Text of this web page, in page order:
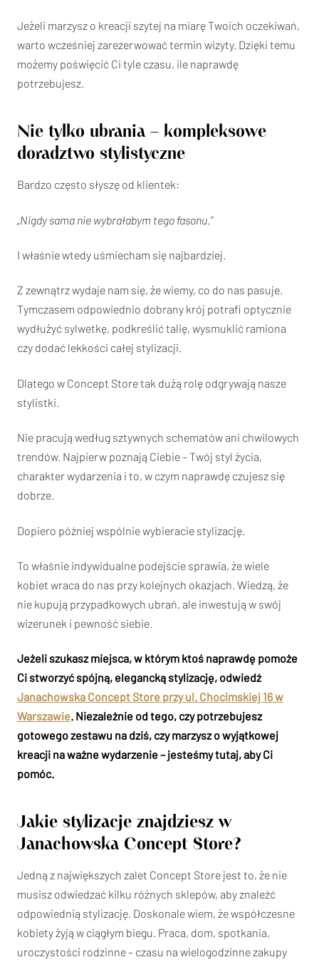
Jeżeli marzysz o kreacji szytej na miarę Twoich oczekiwań,
warto wcześniej zarezerwować termin wizyty. Dzięki temu
możemy poświęcić Ci tyle czasu, ile naprawdę
potrzebujesz.
Nie tylko ubrania – kompleksowe
doradztwo stylistyczne
Bardzo często słyszę od klientek:
„Nigdy sama nie wybrałabym tego fasonu.”
I właśnie wtedy uśmiecham się najbardziej.
Z zewnątrz wydaje nam się, że wiemy, co do nas pasuje.
Tymczasem odpowiednio dobrany krój potrafi optycznie
wydłużyć sylwetkę, podkreślić talię, wysmuklić ramiona
czy dodać lekkości całej stylizacji.
Dlatego w Concept Store tak dużą rolę odgrywają nasze
stylistki.
Nie pracują według sztywnych schematów ani chwilowych
trendów. Najpierw poznają Ciebie – Twój styl życia,
charakter wydarzenia i to, w czym naprawdę czujesz się
dobrze.
Dopiero później wspólnie wybieracie stylizację.
To właśnie indywidualne podejście sprawia, że wiele
kobiet wraca do nas przy kolejnych okazjach. Wiedzą, że
nie kupują przypadkowych ubrań, ale inwestują w swój
wizerunek i pewność siebie.
Jeżeli szukasz miejsca, w którym ktoś naprawdę pomoże
Ci stworzyć spójną, elegancką stylizację, odwiedź
Janachowska Concept Store przy ul. Chocimskiej 16 w
Warszawie. Niezależnie od tego, czy potrzebujesz
gotowego zestawu na dziś, czy marzysz o wyjątkowej
kreacji na ważne wydarzenie – jesteśmy tutaj, aby Ci
pomóc.
Jakie stylizacje znajdziesz w
Janachowska Concept Store?
Jedną z największych zalet Concept Store jest to, że nie
musisz odwiedzać kilku różnych sklepów, aby znaleźć
odpowiednią stylizację. Doskonale wiem, że współczesne
kobiety żyją w ciągłym biegu. Praca, dom, spotkania,
uroczystości rodzinne – czasu na wielogodzinne zakupy